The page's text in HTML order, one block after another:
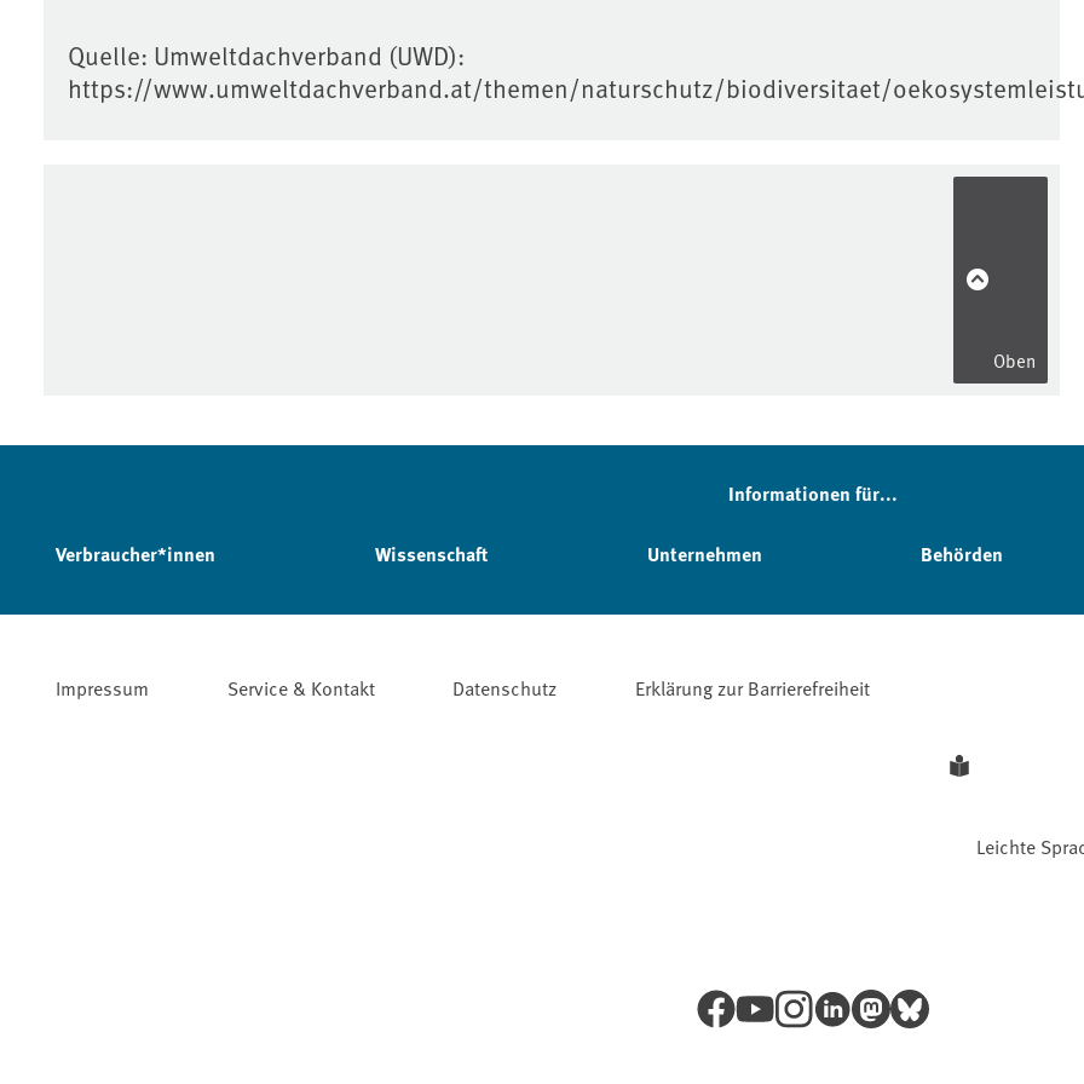
Quelle: Umweltdachverband (UWD):
https://www.umweltdachverband.at/themen/naturschutz/biodiversitaet/
Oben
Informationen für...
Verbraucher*innen Wissenschaft Unternehmen Behörden
Impressum Service & Kontakt Datenschutz Erklärung zur Barrierefreiheit
Leichte